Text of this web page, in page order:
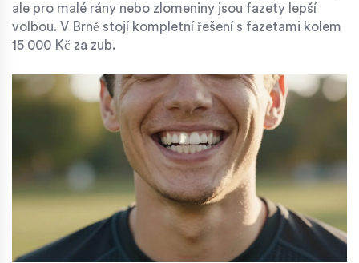
ale pro malé rány nebo zlomeniny jsou fazety lepší
volbou. V Brně stojí kompletní řešení s fazetami kolem
15 000 Kč za zub.